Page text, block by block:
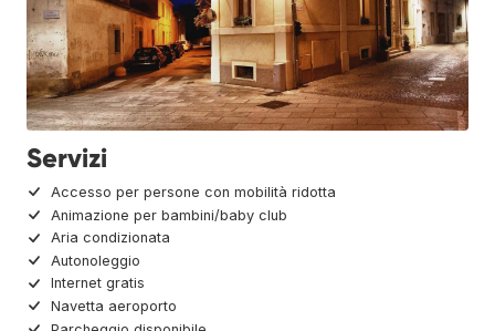
Servizi
Accesso per persone con mobilità ridotta
Animazione per bambini/baby club
Aria condizionata
Autonoleggio
Internet gratis
Navetta aeroporto